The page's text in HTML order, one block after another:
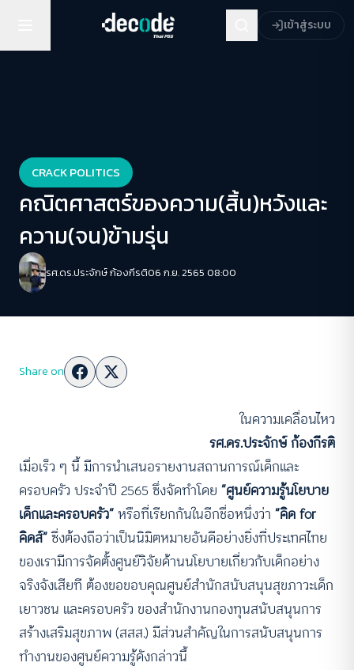
เข้าสู่ระบบ
CRACK POLITICS
คณิตศาสตร์ของความ(สิ้น)หวังและ
ความ(จน)ข้ามรุ่น
รศ.ดร.ประจักษ์ ก้องกีรติ06 ก.ย. 2565 08:00
Share on
ในความเคลื่อนไหว
รศ.ดร.ประจักษ์ ก้องกีรติ
เมื่อเร็ว ๆ นี้ มีการนำเสนอรายงานสถานการณ์เด็กและ
ครอบครัว ประจำปี 2565 ซึ่งจัดทำโดย “ศูนย์ความรู้นโยบาย
เด็กและครอบครัว”หรือที่เรียกกันในอีกชื่อหนึ่งว่า “คิด for
คิดส์”ซึ่งต้องถือว่าเป็นนิมิตหมายอันดีอย่างยิ่งที่ประเทศไทย
ของเรามีการจัดตั้งศูนย์วิจัยด้านนโยบายเกี่ยวกับเด็กอย่าง
จริงจังเสียที ต้องขอขอบคุณศูนย์สำนักสนับสนุนสุขภาวะเด็ก
เยาวชน และครอบครัว ของสำนักงานกองทุนสนับสนุนการ
สร้างเสริมสุขภาพ (สสส.) มีส่วนสำคัญในการสนับสนุนการ
ทำงานของศูนย์ความรู้ดังกล่าวนี้